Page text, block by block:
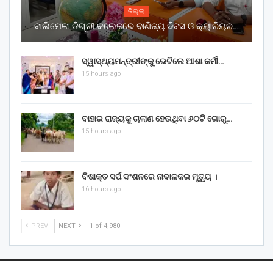
ଜିଲ୍ଲା
ବାଲିମେଳା ଡିଗ୍ରୀ କଲେଜରେ ବାଣିଜ୍ୟ ଦିବସ ଓ କ୍ୟାରିୟର…
ସ୍ୱାସ୍ଥ୍ୟମନ୍ତ୍ରୀଙ୍କୁ ଭେଟିଲେ ଆଶା କର୍ମୀ…
15 hours ago
ବାହାର ରାଜ୍ୟକୁ ଚାଲାଣ ହେଉଥିବା ୬୦ଟି ଗୋରୁ…
15 hours ago
ବିଷାକ୍ତ ସର୍ପ ଦଂଶନରେ ନାବାଳକର ମୃତ୍ୟୁ ।
16 hours ago
PREV NEXT 1 of 4,980